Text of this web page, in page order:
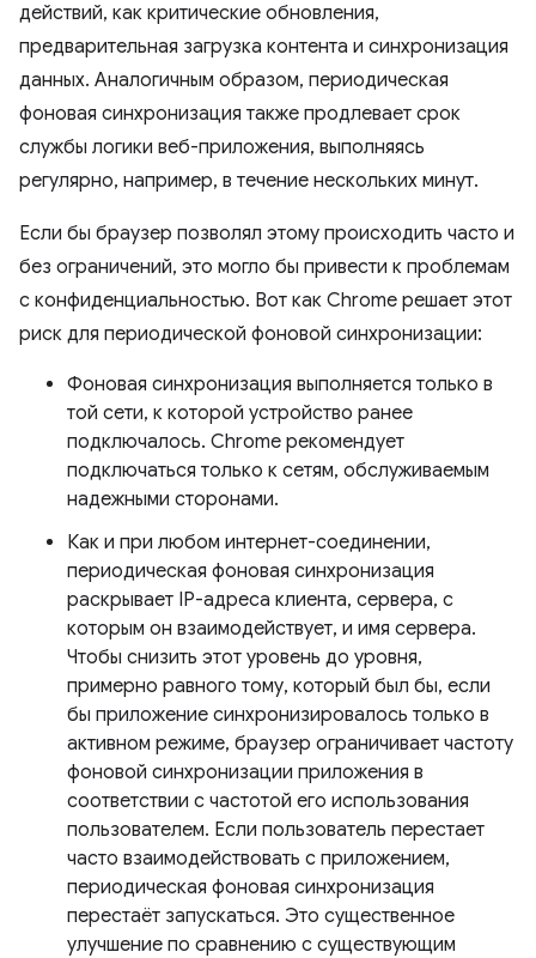
действий, как критические обновления,
предварительная загрузка контента и синхронизация
данных. Аналогичным образом, периодическая
фоновая синхронизация также продлевает срок
службы логики веб-приложения, выполняясь
регулярно, например, в течение нескольких минут.
Если бы браузер позволял этому происходить часто и
без ограничений, это могло бы привести к проблемам
с конфиденциальностью. Вот как Chrome решает этот
риск для периодической фоновой синхронизации:
Фоновая синхронизация выполняется только в
той сети, к которой устройство ранее
подключалось. Chrome рекомендует
подключаться только к сетям, обслуживаемым
надежными сторонами.
Как и при любом интернет-соединении,
периодическая фоновая синхронизация
раскрывает IP-адреса клиента, сервера, с
которым он взаимодействует, и имя сервера.
Чтобы снизить этот уровень до уровня,
примерно равного тому, который был бы, если
бы приложение синхронизировалось только в
активном режиме, браузер ограничивает частоту
фоновой синхронизации приложения в
соответствии с частотой его использования
пользователем. Если пользователь перестает
часто взаимодействовать с приложением,
периодическая фоновая синхронизация
перестаёт запускаться. Это существенное
улучшение по сравнению с существующим